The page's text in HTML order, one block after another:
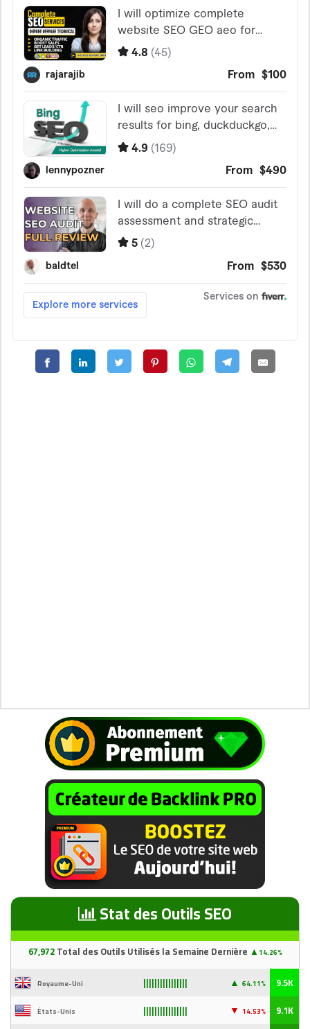
Stat des Outils SEO
67,972Total des Outils Utilisés la Semaine Dernière ▲14.26%
Royaume-Uni ▲ 64.11% 9.5K
États-Unis ▼ 14.53% 9.1K